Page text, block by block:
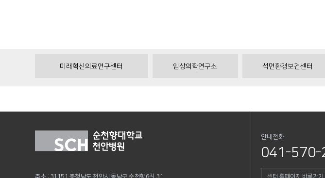
미래혁신의료연구센터 임상의학연구소 석면환경보건센터
주소 : 31151 충청남도 천안시 동남구 순천향6길 31
안내전화
041-570-
센터 홈페이지 바로가기